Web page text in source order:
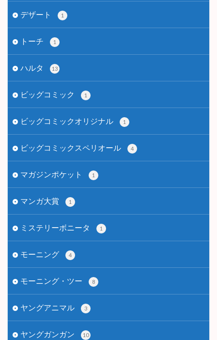
デザート 1
トーチ 1
ハルタ 13
ビッグコミック 1
ビッグコミックオリジナル 1
ビッグコミックスペリオール 4
マガジンポケット 1
マンガ大賞 1
ミステリーボニータ 1
モーニング 4
モーニング・ツー 8
ヤングアニマル 3
ヤングガンガン 10